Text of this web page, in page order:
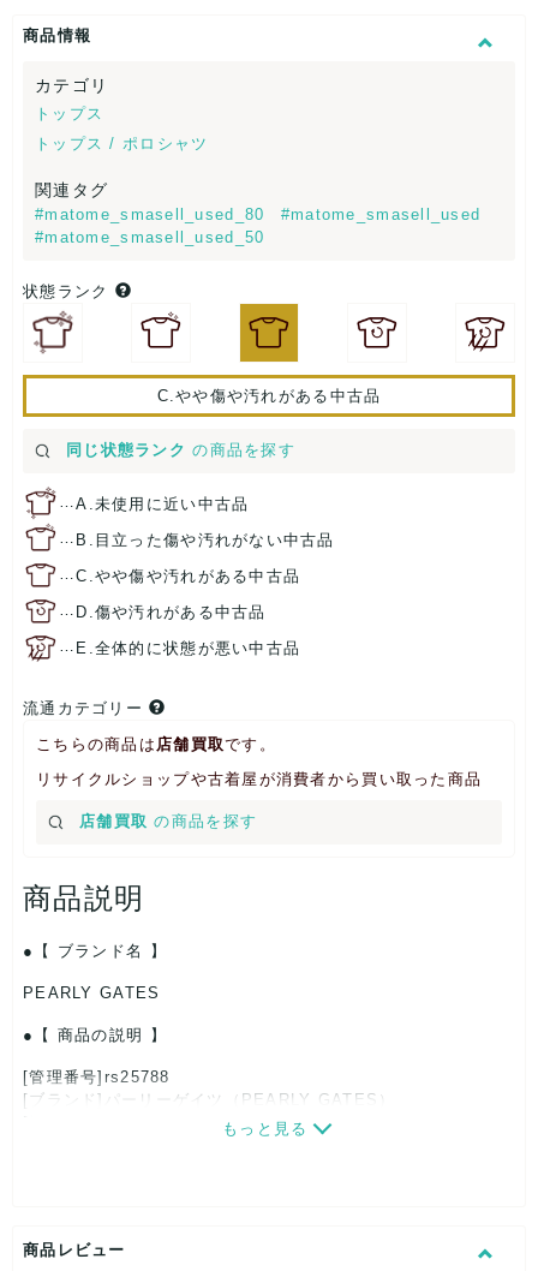
商品情報
カテゴリ
トップス
トップス / ポロシャツ
関連タグ
#matome_smasell_used_80
#matome_smasell_used
#matome_smasell_used_50
状態ランク
C.やや傷や汚れがある中古品
同じ状態ランク の商品を探す
…A.未使用に近い中古品
… B.目立った傷や汚れがない中古品
…C.やや傷や汚れがある中古品
… D.傷や汚れがある中古品
… E.全体的に状態が悪い中古品
流通カテゴリー
こちらの商品は 店舗買取です。
リサイクルショップや古着屋が消費者から買い取った商品
店舗買取 の商品を探す
商品説明
【 ブランド名 】
PEARLY GATES
【 商品の説明 】
[管理番号]rs25788
[ブランド]パーリーゲイツ（PEARLY GATES）
肩幅：約45cm
着丈：約77cm
もっと見る
商品レビュー